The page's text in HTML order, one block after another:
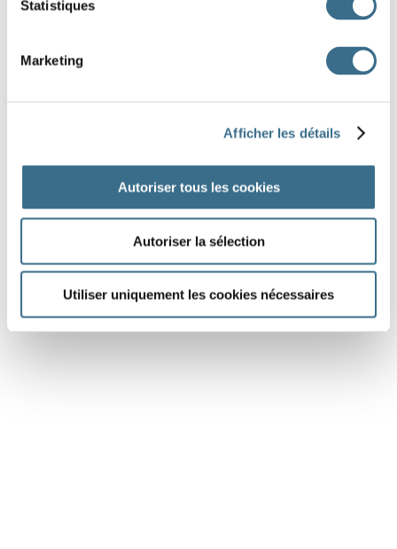
Statistiques
Marketing
Afficher les détails
Autoriser tous les cookies
Autoriser la sélection
Utiliser uniquement les cookies nécessaires
deux grandes villes.
Cahier Montessori 3a : grammaire et conjugaison